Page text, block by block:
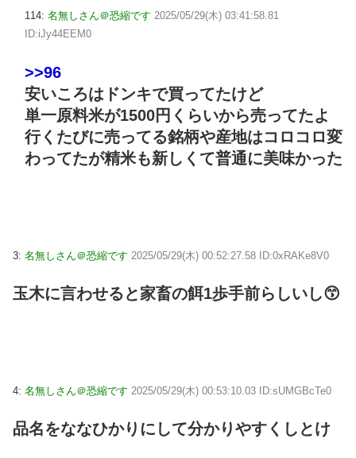
114: 名無しさん＠恐縮です 2025/05/29(木) 03:41:58.81
ID:iJy44EEM0
>>96
安いころはドンキで買ってたけど
単一原料米が1500円くらいから売ってたよ
行くたびに売ってる銘柄や産地はコロコロ変
わってたが精米も新しくて普通に美味かった
3: 名無しさん＠恐縮です 2025/05/29(木) 00:52:27.58 ID:0xRAKe8V0
玉木に言わせると家畜の餌1歩手前らしいし😙
4: 名無しさん＠恐縮です 2025/05/29(木) 00:53:10.03 ID:sUMGBcTe0
品名をななひかりにして分かりやすくしとけ